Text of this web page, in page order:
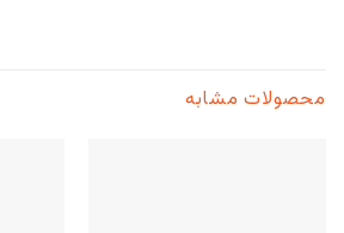
محصولات مشابه